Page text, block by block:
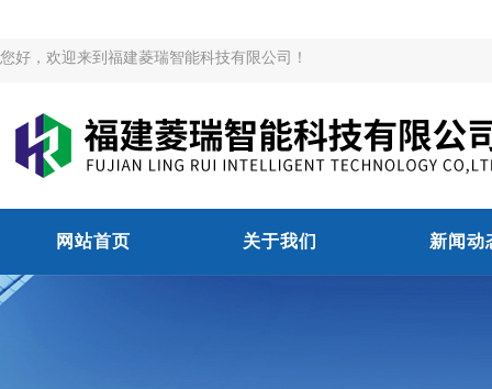
您好，欢迎来到福建菱瑞智能科技有限公司！
网站首页 关于我们 新闻动